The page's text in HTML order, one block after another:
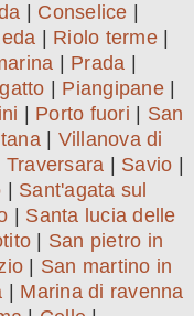
Conselice
Riolo terme|
Prada
Piangipane|
Porto fuori
San
| Villanova di
Traversara Savio
Sant'agata sul
Santa lucia delle
San pietro in
San martino in
Marina di ravenna